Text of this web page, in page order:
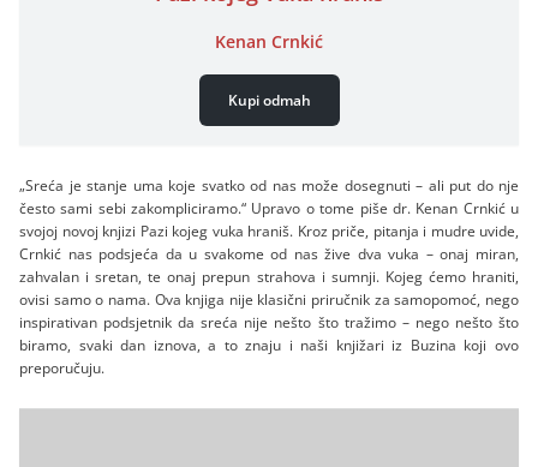
Kenan Crnkić
Kupi odmah
„Sreća je stanje uma koje svatko od nas može dosegnuti – ali put do nje
često sami sebi zakompliciramo.“ Upravo o tome piše dr. Kenan Crnkić u
svojoj novoj knjizi Pazi kojeg vuka hraniš. Kroz priče, pitanja i mudre uvide,
Crnkić nas podsjeća da u svakome od nas žive dva vuka – onaj miran,
zahvalan i sretan, te onaj prepun strahova i sumnji. Kojeg ćemo hraniti,
ovisi samo o nama. Ova knjiga nije klasični priručnik za samopomoć, nego
inspirativan podsjetnik da sreća nije nešto što tražimo – nego nešto što
biramo, svaki dan iznova, a to znaju i naši knjižari iz Buzina koji ovo
preporučuju.